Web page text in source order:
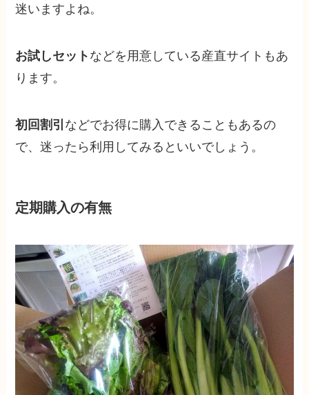
迷いますよね。
お試しセット などを用意している産直サイトもあ
ります。
初回割引 などでお得に購入できることもあるの
で、迷ったら利用してみるといいでしょう。
定期購入の有無